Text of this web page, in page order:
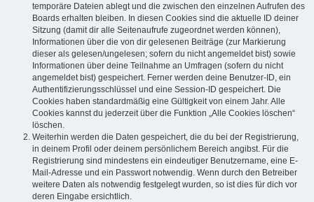
temporäre Dateien ablegt und die zwischen den einzelnen Aufrufen des
Boards erhalten bleiben. In diesen Cookies sind die aktuelle ID deiner
Sitzung (damit dir alle Seitenaufrufe zugeordnet werden können),
Informationen über die von dir gelesenen Beiträge (zur Markierung
dieser als gelesen/ungelesen; sofern du nicht angemeldet bist) sowie
Informationen über deine Teilnahme an Umfragen (sofern du nicht
angemeldet bist) gespeichert. Ferner werden deine Benutzer-ID, ein
Authentifizierungsschlüssel und eine Session-ID gespeichert. Die
Cookies haben standardmäßig eine Gültigkeit von einem Jahr. Alle
Cookies kannst du jederzeit über die Funktion „Alle Cookies löschen“
löschen.
Weiterhin werden die Daten gespeichert, die du bei der Registrierung,
in deinem Profil oder deinem persönlichem Bereich angibst. Für die
Registrierung sind mindestens ein eindeutiger Benutzername, eine E-
Mail-Adresse und ein Passwort notwendig. Wenn durch den Betreiber
weitere Daten als notwendig festgelegt wurden, so ist dies für dich vor
deren Eingabe ersichtlich.